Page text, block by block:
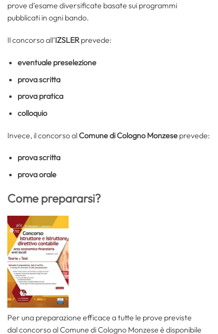
prove d’esame diversificate basate sui programmi
pubblicati in ogni bando.
Il concorso all’IZSLERprevede:
eventuale preselezione
prova scritta
prova pratica
colloquio
Invece, il concorso al Comune di Cologno Monzese prevede:
prova scritta
prova orale
Come prepararsi?
Per una preparazione efficace a tutte le prove previste
dal concorso al Comune di Cologno Monzese è disponibile